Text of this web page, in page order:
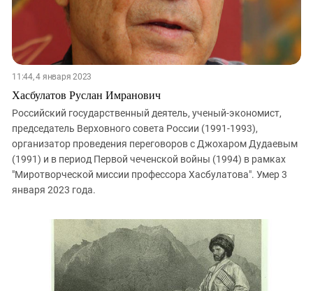
11:44, 4 января 2023
Хасбулатов Руслан Имранович
Российский государственный деятель, ученый-экономист,
председатель Верховного совета России (1991-1993),
организатор проведения переговоров с Джохаром Дудаевым
(1991) и в период Первой чеченской войны (1994) в рамках
"Миротворческой миссии профессора Хасбулатова". Умер 3
января 2023 года.